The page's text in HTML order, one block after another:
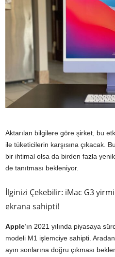
Aktarılan bilgilere göre şirket, bu
ile tüketicilerin karşısına çıkacak.
bir ihtimal olsa da birden fazla
de tanıtması bekleniyor.
İlginizi Çekebilir: iMac G3
ekrana sahipti!
Apple‘ın 2021 yılında piyasaya
modeli M1 işlemciye sahipti.
ayın sonlarına doğru çıkması